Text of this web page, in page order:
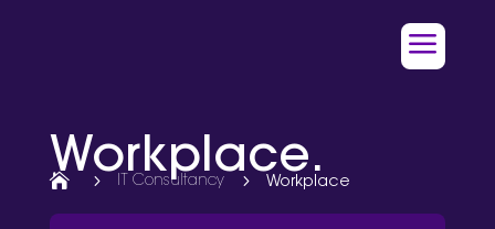
a
Workplace.
 5 IT Consultancy 5 Workplace